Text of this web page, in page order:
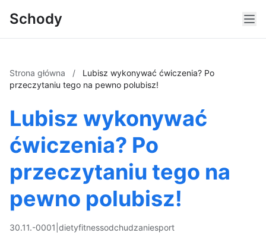
Schody
Strona główna /
Lubisz wykonywać ćwiczenia? Po
przeczytaniu tego na pewno polubisz!
Lubisz wykonywać
ćwiczenia? Po
przeczytaniu tego na
pewno polubisz!
30.11.-0001 dietyfitnessodchudzaniesport